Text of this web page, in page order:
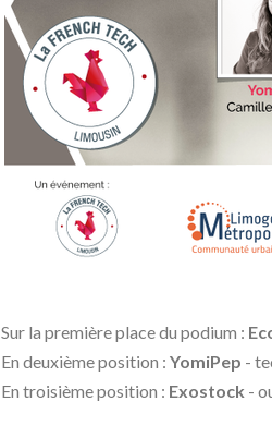
Sur la première place du podium :
En deuxième position : YomiPep -
En troisième position : Exostock -